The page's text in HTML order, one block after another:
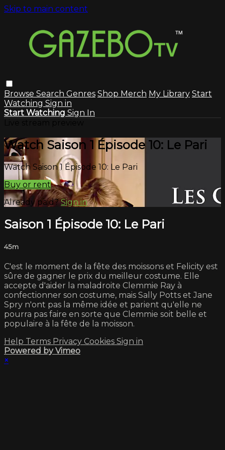
Skip to main content
Browse Search Genres Shop Merch My Library Start
Watching Sign in
Start Watching Sign In
Watch Saison 1 Épisode 10: Le Pari
Watch Saison 1 Épisode 10: Le Pari
Buy or rent
Already paid?Sign in
Saison 1 Épisode 10: Le Pari
45m
C'est le moment de la fête des moissons et Felicity est
sûre de gagner le prix du meilleur costume. Elle
accepte d'aider la maladroite Clemmie Ray à
confectionner son costume, mais Sally Potts et Jane
Spry n'ont pas la même idée et parient qu'elle ne
pourra pas faire en sorte que Clemmie soit belle et
populaire à la fête de la moisson.
Help Terms Privacy Cookies Sign in
Powered by Vimeo
×